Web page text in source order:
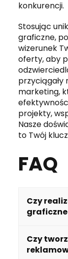
konkurencji.
Stosując
graficzne,
wizerunek
oferty, aby
przyciągały
marketing,
projekty,
Nasze
to Twój
FAQ
Czy
graficzne
Tak, w
oferujemy
Czy